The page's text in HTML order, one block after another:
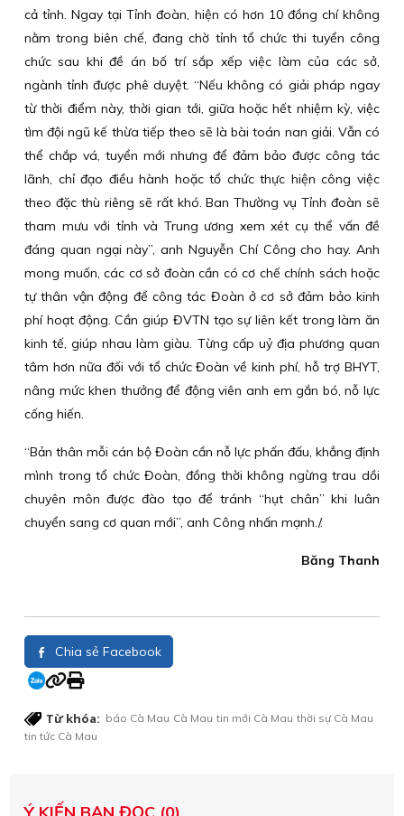
cả tỉnh. Ngay tại Tỉnh đoàn, hiện có hơn 10 đồng chí không
nằm trong biên chế, đang chờ tỉnh tổ chức thi tuyển công
chức sau khi đề án bố trí sắp xếp việc làm của các sở,
ngành tỉnh được phê duyệt. “Nếu không có giải pháp ngay
từ thời điểm này, thời gian tới, giữa hoặc hết nhiệm kỳ, việc
tìm đội ngũ kế thừa tiếp theo sẽ là bài toán nan giải. Vẫn có
thể chắp vá, tuyển mới nhưng để đảm bảo được công tác
lãnh, chỉ đạo điều hành hoặc tổ chức thực hiện công việc
theo đặc thù riêng sẽ rất khó. Ban Thường vụ Tỉnh đoàn sẽ
tham mưu với tỉnh và Trung ương xem xét cụ thể vấn đề
đáng quan ngại này”, anh Nguyễn Chí Công cho hay. Anh
mong muốn, các cơ sở đoàn cần có cơ chế chính sách hoặc
tự thân vận động để công tác Đoàn ở cơ sở đảm bảo kinh
phí hoạt động. Cần giúp ĐVTN tạo sự liên kết trong làm ăn
kinh tế, giúp nhau làm giàu. Từng cấp uỷ địa phương quan
tâm hơn nữa đối với tổ chức Đoàn về kinh phí, hỗ trợ BHYT,
nâng mức khen thưởng để động viên anh em gắn bó, nỗ lực
cống hiến.
“Bản thân mỗi cán bộ Đoàn cần nỗ lực phấn đấu, khẳng định
mình trong tổ chức Đoàn, đồng thời không ngừng trau dồi
chuyên môn được đào tạo để tránh “hụt chân” khi luân
chuyển sang cơ quan mới”, anh Công nhấn mạnh./.
Băng Thanh
Chia sẻ Facebook
Từ khóa: báo Cà Mau Cà Mau tin mới Cà Mau thời sự Cà Mau
tin tức Cà Mau